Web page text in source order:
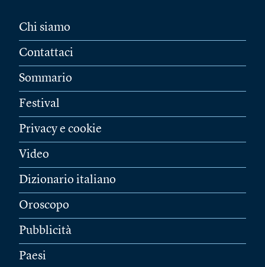
Chi siamo
Contattaci
Sommario
Festival
Privacy e cookie
Video
Dizionario italiano
Oroscopo
Pubblicità
Paesi